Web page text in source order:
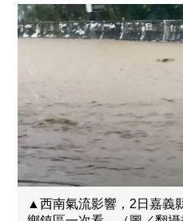
▲西南氣流影響，2日嘉義